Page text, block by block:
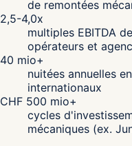
de remontées
2,5-4,0x
multiples EBITDA
opérateurs et
40 mio+
nuitées annuelles
internationaux
CHF 500 mio+
cycles
mécaniques (ex.